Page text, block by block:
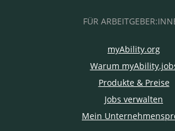
FÜR
myAbility.org
Warum
Produkte & Preise
Jobs verwalten
Mein